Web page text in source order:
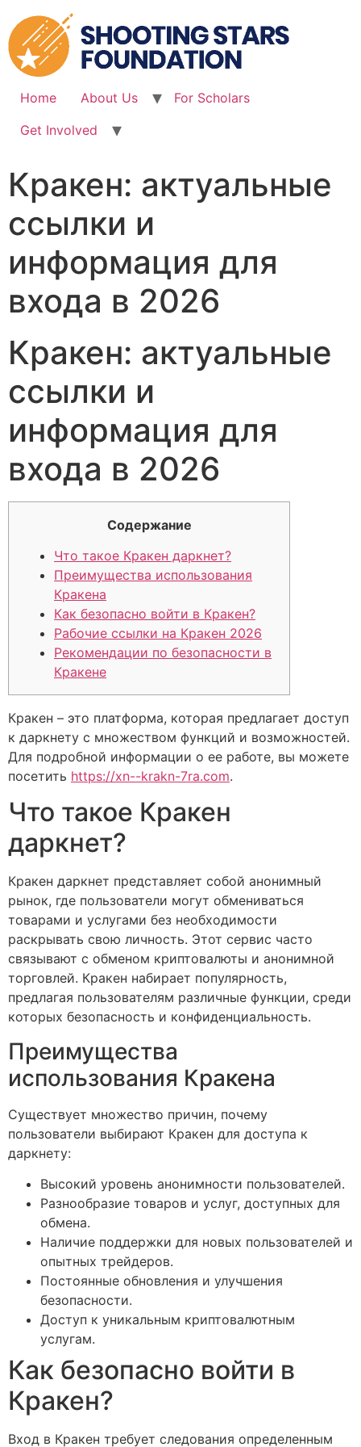
to
content
Home About Us
For Scholars
Get Involved
Кракен: актуальные
ссылки и
информация для
входа в 2026
Кракен: актуальные
ссылки и
информация для
входа в 2026
Содержание
Что такое Кракен даркнет?
Преимущества использования
Кракена
Как безопасно войти в Кракен?
Рабочие ссылки на Кракен 2026
Рекомендации по безопасности в
Кракене
Кракен – это платформа, которая предлагает доступ
к даркнету с множеством функций и возможностей.
Для подробной информации о ее работе, вы можете
посетить https://xn--krakn-7ra.com.
Что такое Кракен
даркнет?
Кракен даркнет представляет собой анонимный
рынок, где пользователи могут обмениваться
товарами и услугами без необходимости
раскрывать свою личность. Этот сервис часто
связывают с обменом криптовалюты и анонимной
торговлей. Кракен набирает популярность,
предлагая пользователям различные функции, среди
которых безопасность и конфиденциальность.
Преимущества
использования Кракена
Существует множество причин, почему
пользователи выбирают Кракен для доступа к
даркнету:
Высокий уровень анонимности пользователей.
Разнообразие товаров и услуг, доступных для
обмена.
Наличие поддержки для новых пользователей и
опытных трейдеров.
Постоянные обновления и улучшения
безопасности.
Доступ к уникальным криптовалютным
услугам.
Как безопасно войти в
Кракен?
Вход в Кракен требует следования определенным